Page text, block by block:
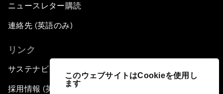
このウェブサイトはCookieを使用し
ます
ニュースレター購読
連絡先 (英語のみ)
リンク
サステナビリティへの取り組み
採用情報 (英語のみ)